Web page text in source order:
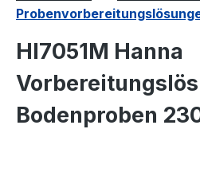
HI7051M Hanna
Bodenproben